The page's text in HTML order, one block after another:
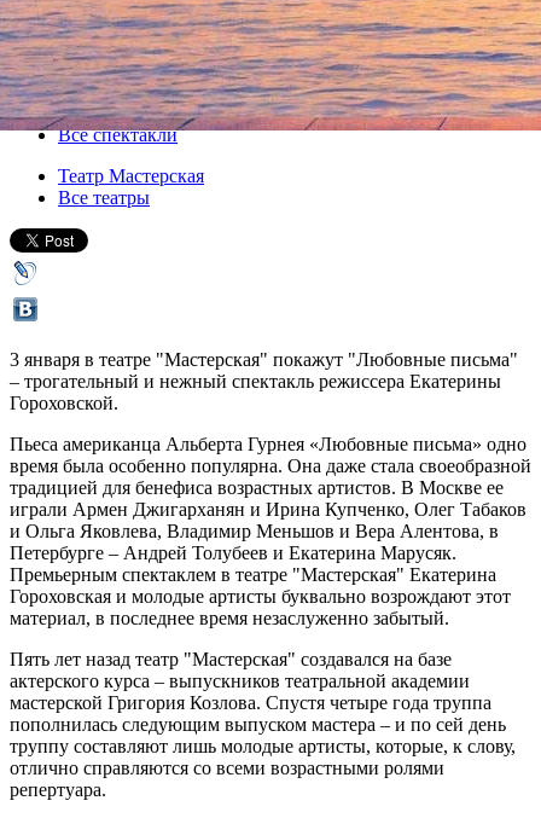
новую жизнь
03 января 2017, вторник,19.30
Версия для печати
Все спектакли
Театр Мастерская
Все театры
3 января в театре "Мастерская" покажут "Любовные письма"
– трогательный и нежный спектакль режиссера Екатерины
Гороховской.
Пьеса американца Альберта Гурнея «Любовные письма» одно
время была особенно популярна. Она даже стала своеобразной
традицией для бенефиса возрастных артистов. В Москве ее
играли Армен Джигарханян и Ирина Купченко, Олег Табаков
и Ольга Яковлева, Владимир Меньшов и Вера Алентова, в
Петербурге – Андрей Толубеев и Екатерина Марусяк.
Премьерным спектаклем в театре "Мастерская" Екатерина
Гороховская и молодые артисты буквально возрождают этот
материал, в последнее время незаслуженно забытый.
Пять лет назад театр "Мастерская" создавался на базе
актерского курса – выпускников театральной академии
мастерской Григория Козлова. Спустя четыре года труппа
пополнилась следующим выпуском мастера – и по сей день
труппу составляют лишь молодые артисты, которые, к слову,
отлично справляются со всеми возрастными ролями
репертуара.